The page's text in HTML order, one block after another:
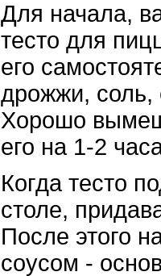
Для начала,
тесто для
его
дрожжи, соль,
Хорошо
его на 1-2
Когда тесто
столе,
После этого
соусом -